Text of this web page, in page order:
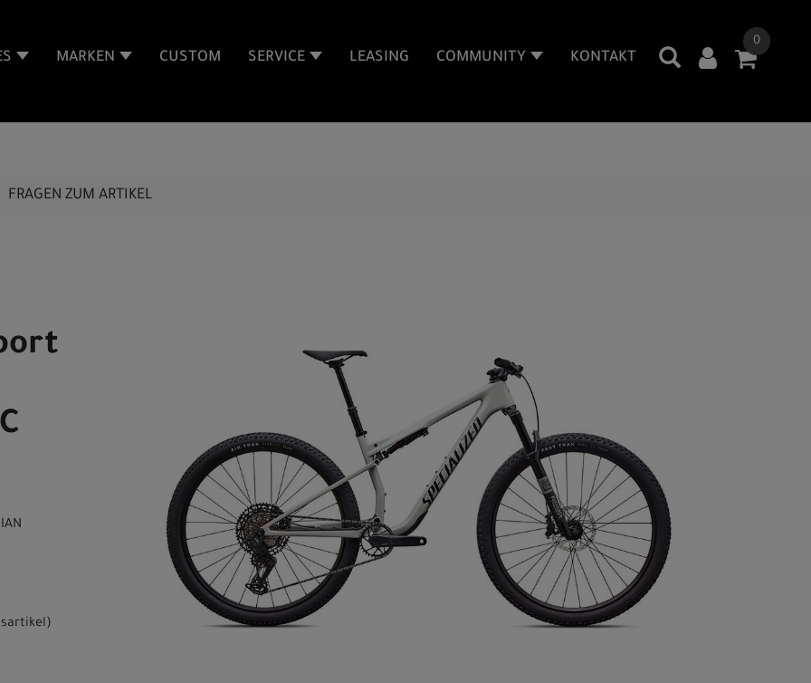
0
MARKEN CUSTOM SERVICE LEASING COMMUNITY KONTAKT
FRAGEN ZUM ARTIKEL
)